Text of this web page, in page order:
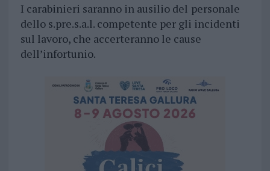
I carabinieri saranno in ausilio del personale
dello s.pre.s.a.l. competente per gli incidenti
sul lavoro, che accerteranno le cause
dell’infortunio.